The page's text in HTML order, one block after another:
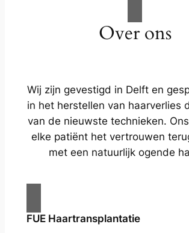
Over ons
Wij zijn gevestigd in Delft en
in het herstellen van haarverlies
van de nieuwste technieken.
elke patiënt het vertrouwen
met een natuurlijk ogende
FUE Haartransplantatie